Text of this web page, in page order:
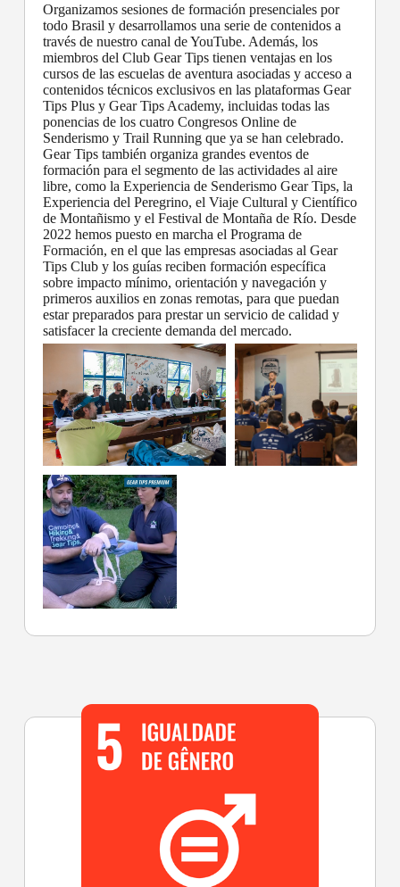
Organizamos sesiones de formación presenciales por
todo Brasil y desarrollamos una serie de contenidos a
través de nuestro canal de YouTube. Además, los
miembros del Club Gear Tips tienen ventajas en los
cursos de las escuelas de aventura asociadas y acceso a
contenidos técnicos exclusivos en las plataformas Gear
Tips Plus y Gear Tips Academy, incluidas todas las
ponencias de los cuatro Congresos Online de
Senderismo y Trail Running que ya se han celebrado.
Gear Tips también organiza grandes eventos de
formación para el segmento de las actividades al aire
libre, como la Experiencia de Senderismo Gear Tips, la
Experiencia del Peregrino, el Viaje Cultural y Científico
de Montañismo y el Festival de Montaña de Río. Desde
2022 hemos puesto en marcha el Programa de
Formación, en el que las empresas asociadas al Gear
Tips Club y los guías reciben formación específica
sobre impacto mínimo, orientación y navegación y
primeros auxilios en zonas remotas, para que puedan
estar preparados para prestar un servicio de calidad y
satisfacer la creciente demanda del mercado.